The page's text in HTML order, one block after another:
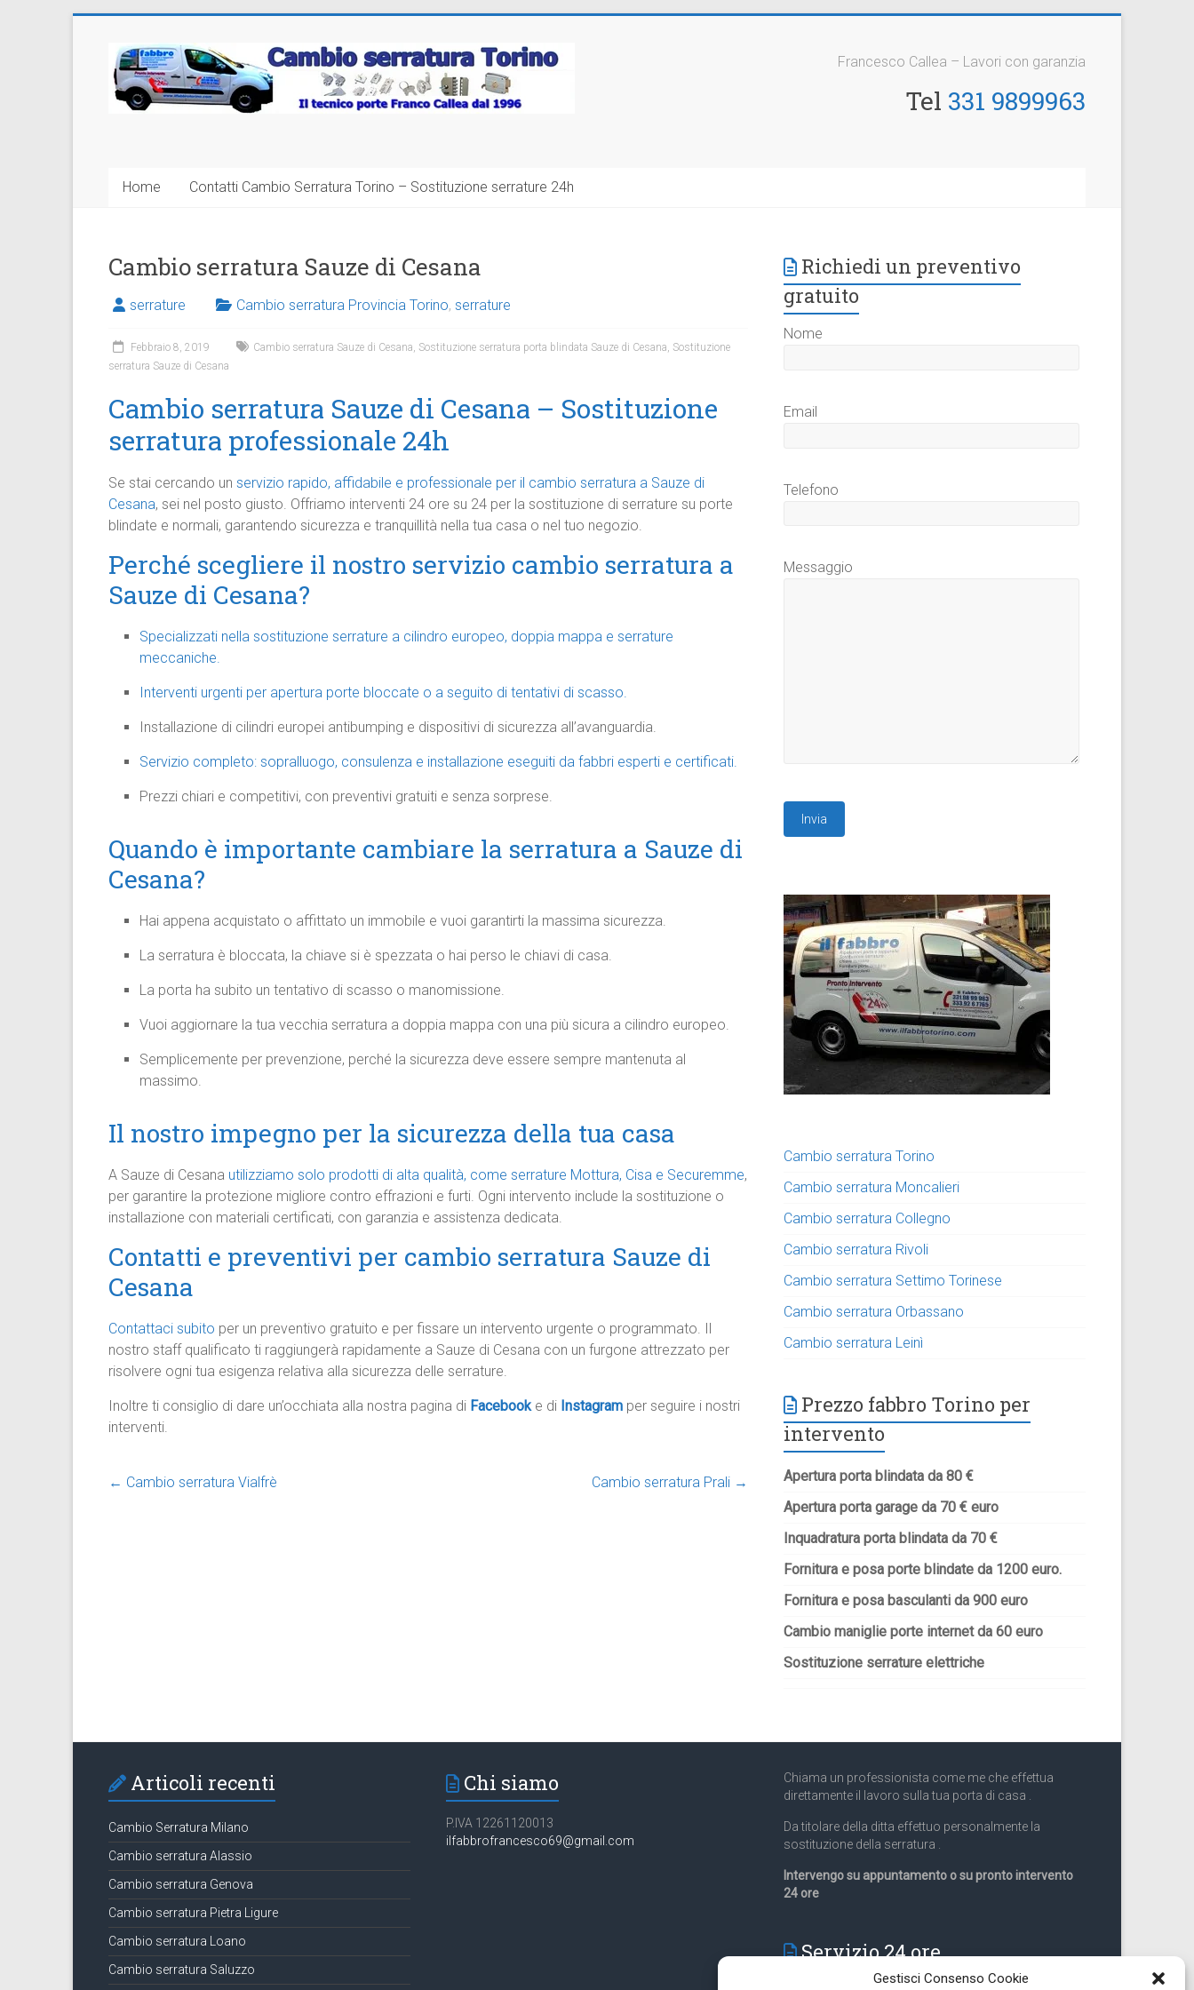
Gestisci Consenso Cookie
contenutoCambio
Serratura
Francesco Callea – Lavori con garanzia
Tel 331 9899963
Home Contatti Cambio Serratura Torino – Sostituzione serrature 24h
Cambio serratura Sauze di Cesana
serrature Cambio serratura Provincia Torino, serrature
Febbraio 8, 2019 Cambio serratura Sauze di Cesana, Sostituzione serratura porta blindata Sauze di Cesana, Sostituzione
serratura Sauze di Cesana
Cambio serratura Sauze di Cesana – Sostituzione
serratura professionale 24h
Se stai cercando un servizio rapido, affidabile e professionale per il cambio serratura a Sauze di
Cesana, sei nel posto giusto. Offriamo interventi 24 ore su 24 per la sostituzione di serrature su porte
blindate e normali, garantendo sicurezza e tranquillità nella tua casa o nel tuo negozio.
Perché scegliere il nostro servizio cambio serratura a
Sauze di Cesana?
Specializzati nella sostituzione serrature a cilindro europeo, doppia mappa e serrature
meccaniche.
Interventi urgenti per apertura porte bloccate o a seguito di tentativi di scasso.
Installazione di cilindri europei antibumping e dispositivi di sicurezza all’avanguardia.
Servizio completo: sopralluogo, consulenza e installazione eseguiti da fabbri esperti e certificati.
Prezzi chiari e competitivi, con preventivi gratuiti e senza sorprese.
Quando è importante cambiare la serratura a Sauze di
Cesana?
Hai appena acquistato o affittato un immobile e vuoi garantirti la massima sicurezza.
La serratura è bloccata, la chiave si è spezzata o hai perso le chiavi di casa.
La porta ha subito un tentativo di scasso o manomissione.
Vuoi aggiornare la tua vecchia serratura a doppia mappa con una più sicura a cilindro europeo.
Semplicemente per prevenzione, perché la sicurezza deve essere sempre mantenuta al
massimo.
Il nostro impegno per la sicurezza della tua casa
A Sauze di Cesana utilizziamo solo prodotti di alta qualità, come serrature Mottura, Cisa e Securemme,
per garantire la protezione migliore contro effrazioni e furti. Ogni intervento include la sostituzione o
installazione con materiali certificati, con garanzia e assistenza dedicata.
Contatti e preventivi per cambio serratura Sauze di
Cesana
Contattaci subito per un preventivo gratuito e per fissare un intervento urgente o programmato. Il
nostro staff qualificato ti raggiungerà rapidamente a Sauze di Cesana con un furgone attrezzato per
risolvere ogni tua esigenza relativa alla sicurezza delle serrature.
Inoltre ti consiglio di dare un’occhiata alla nostra pagina di Facebook e di Instagram per seguire i nostri
interventi.
← Cambio serratura Vialfrè Cambio serratura Prali →
Richiedi un preventivo
gratuito
Nome
Email
Telefono
Messaggio
Cambio serratura Torino
Cambio serratura Moncalieri
Cambio serratura Collegno
Cambio serratura Rivoli
Cambio serratura Settimo Torinese
Cambio serratura Orbassano
Cambio serratura Leinì
Prezzo fabbro Torino per
intervento
Apertura porta blindata da 80 €
Apertura porta garage da 70 € euro
Inquadratura porta blindata da 70 €
Fornitura e posa porte blindate da 1200 euro.
Fornitura e posa basculanti da 900 euro
Cambio maniglie porte internet da 60 euro
Sostituzione serrature elettriche
Articoli recenti
Cambio Serratura Milano
Cambio serratura Alassio
Cambio serratura Genova
Cambio serratura Pietra Ligure
Cambio serratura Loano
Cambio serratura Saluzzo
Chi siamo
P.IVA 12261120013
ilfabbrofrancesco69@gmail.com
Chiama un professionista come me che effettua
direttamente il lavoro sulla tua porta di casa .
Da titolare della ditta effettuo personalmente la
sostituzione della serratura .
Intervengo su appuntamento o su pronto intervento
24 ore
Servizio 24 ore